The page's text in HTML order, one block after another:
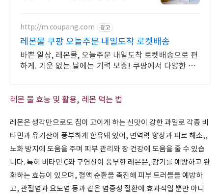
http://m.coupang.com 광고
레몬물 쿠팡 오늘주문 내일도착 로켓배송
바쁜 일상, 레몬물, 오늘주문 내일도착 로켓배송으로 편
하게. 기운 없는 날에는 기력 보충! 쿠팡에서 다양한 건
레몬 물 효능 및 활용, 레몬 먹는 법
레몬은 생각만으로도 침이 고이게 하는 신맛이 강한 과일로 각종 비
타민과 유기산이 풍부하게 함유돼 있어 , 면역력 향상과 피로 해소,,
노화 방지에 도움을 주며 피부 관리와 장 건강에 도움을 줄 수 있습
니다. 특히 비타민 C와 구연산이 풍부한 레몬은, 감기를 예방하고 완
화하는 효능이 있으며 , 혈액 순환을 촉진해 피부 트러블을 예방하
고, 관절염과 요도염 등과 같은 염증성 질환에 효과적일 뿐만 아니